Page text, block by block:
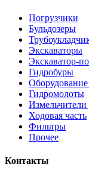
Погрузчики
Бульдозеры
Экскаваторы
Экскаватор-
Гидробуры
Гидромолоты
Ходовая часть
Фильтры
Прочее
Контакты